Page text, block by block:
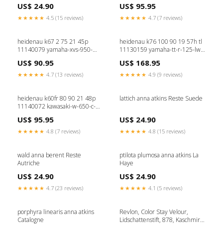
US$ 24.90
★★★★★ 4.5 (15 reviews)
esi9755537
US$ 95.95
★★★★★ 4.7 (7 reviews)
heidenau k67 2 75 21 45p
11140079 yamaha-xvs-950-
2012-esi2109285
US$ 90.95
★★★★★ 4.7 (13 reviews)
heidenau k76 100 90 19 57h tl
11130159 yamaha-tt-r-125-lw-
esi2006455
US$ 168.95
★★★★★ 4.9 (9 reviews)
heidenau k60fr 80 90 21 48p
11140072 kawasaki-w-650-c-
esi2167651
US$ 95.95
★★★★★ 4.8 (7 reviews)
lattich anna atkins Reste Suede
US$ 24.90
★★★★★ 4.8 (15 reviews)
wald anna berent Reste
Autriche
US$ 24.90
★★★★★ 4.7 (23 reviews)
ptilota plumosa anna atkins La
Haye
US$ 24.90
★★★★★ 4.1 (5 reviews)
porphyra linearis anna atkins
Catalogne
Revlon, Color Stay Velour,
Lidschattenstift, 878, Kaschmir,